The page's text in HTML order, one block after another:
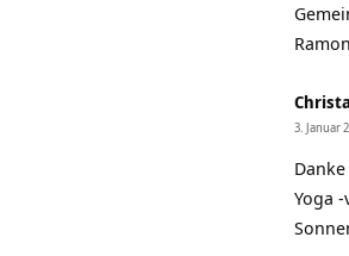
3. Januar
Yoga